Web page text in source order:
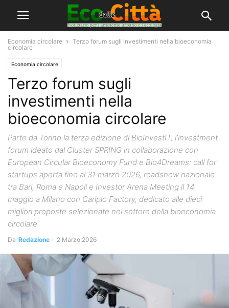
Economia circolare
Terzo forum sugli investimenti nella bioeconomia
circolare
Economia circolare
Terzo forum sugli
investimenti nella
bioeconomia circolare
Parte da Torino la terza edizione di BioInvestIT, l’investment
forum ideato dal Cluster SPRING in collaborazione con
European Circular Bioeconomy Fund e Bio4Dreams: call for
startups aperta fino al 31 marzo 2026, roadshow nazionale
tra Bari, Roma e Napoli e Investor Arena Meeting il 14
maggio a Milano con Cariplo Factory, dedicato alle dieci
migliori proposte selezionate nel settore della bioeconomia
circolare
Da Redazione - 2 Marzo 2026